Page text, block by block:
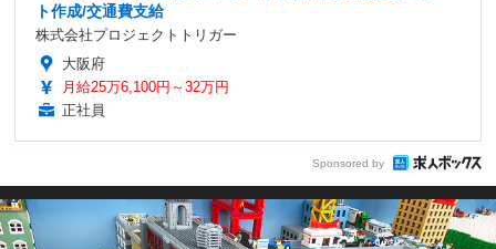
ト作成/交通費支給
株式会社プロジェクトトリガー
大阪府
月給25万6,100円～32万円
正社員
Sponsored by